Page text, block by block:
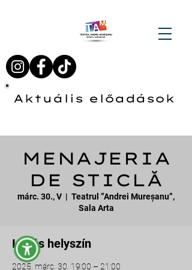
Aktuális előadások
MENAJERIA
DE STICLĂ
márc. 30., V
  |
Teatrul ”Andrei Mureșanu”,
Sala Arta
Idő és helyszín
2025. márc. 30. 19:00 – 21:00